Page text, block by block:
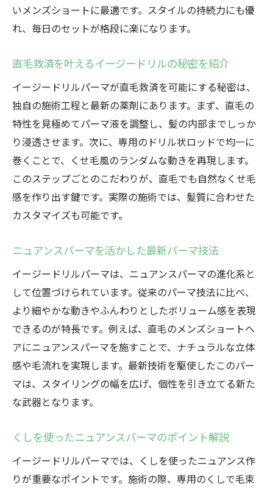
法
直毛からくせ毛風へ新提案のイージードリ
ル体験
魅力
直毛救済で手に入れる個性的なニュアンス
ヘア
イージードリルで叶う最旬メンズスタイル
ニュアンスパーマ活用で差がつくショート
ヘア
いメンズショートに最適です。スタイルの持続力にも優
れ、毎日のセットが格段に楽になります。
直毛救済を叶えるイージードリルの秘密を紹介
イージードリルパーマが直毛救済を可能にする秘密は、
独自の施術工程と最新の薬剤にあります。まず、直毛の
特性を見極めてパーマ液を調整し、髪の内部までしっか
り浸透させます。次に、専用のドリル状ロッドで均一に
巻くことで、くせ毛風のランダムな動きを再現します。
このステップごとのこだわりが、直毛でも自然なくせ毛
感を作り出す鍵です。実際の施術では、髪質に合わせた
カスタマイズも可能です。
ニュアンスパーマを活かした最新パーマ技法
イージードリルパーマは、ニュアンスパーマの進化系と
して位置づけられています。従来のパーマ技法に比べ、
より細やかな動きやふんわりとしたボリューム感を表現
できるのが特長です。例えば、直毛のメンズショートヘ
アにニュアンスパーマを施すことで、ナチュラルな立体
感や毛流れを実現します。最新技術を駆使したこのパー
マは、スタイリングの幅を広げ、個性を引き立てる新た
な武器となります。
くしを使ったニュアンスパーマのポイント解説
イージードリルパーマでは、くしを使ったニュアンス作
りが重要なポイントです。施術の際、専用のくしで毛束